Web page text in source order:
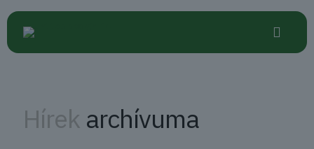
Hírek archívuma